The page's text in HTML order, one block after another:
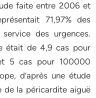
faite entre 2006 et
71,97% des
des urgences.
était de 4,9 cas pour
5 cas pour 100000
d’après une étude
de la péricardite aiguë